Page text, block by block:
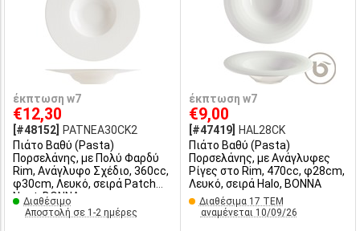
έκπτωση w7
€12,30
[#48152]
PATNEA30CK2
Πιάτο Βαθύ (Pasta)
Πορσελάνης, με Πολύ Φαρδύ
Rim, Ανάγλυφο Σχέδιο, 360cc,
φ30cm, Λευκό, σειρά Patch
Neat, BONNA
Διαθέσιμο
Αποστολή σε 1-2 ημέρες
έκπτωση w7
€9,00
[#47419]
HAL28CK
Πιάτο Βαθύ (Pasta)
Πορσελάνης, με Ανάγλυφες
Ρίγες στο Rim, 470cc, φ28cm,
Λευκό, σειρά Halo, BONNA
Διαθέσιμα 17 ΤΕΜ
αναμένεται 10/09/26